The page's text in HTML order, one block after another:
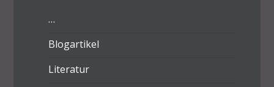
…
Blogartikel
Literatur